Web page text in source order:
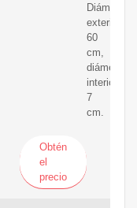
Diámetro
exterior
60
cm,
diámetro
interior
7
cm.
Obtén
el
precio